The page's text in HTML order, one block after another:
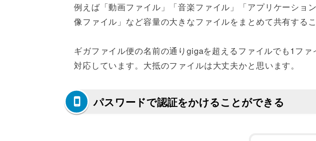
例えば「動画ファイル」「音楽ファイル」「アプリケーショ
像ファイル」など容量の大きなファイルをまとめて共有するこ
ギガファイル便の名前の通りgigaを超えるファイルでも1フ
対応しています。大抵のファイルは大丈夫かと思います。
パスワードで認証をかけることができる